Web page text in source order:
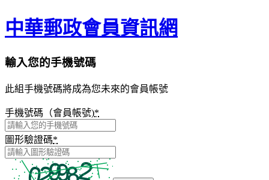
中華郵政會員資訊網
輸入您的手機號碼
此組手機號碼將成為您未來的會員帳號
手機號碼（會員帳號)*
圖形驗證碼*